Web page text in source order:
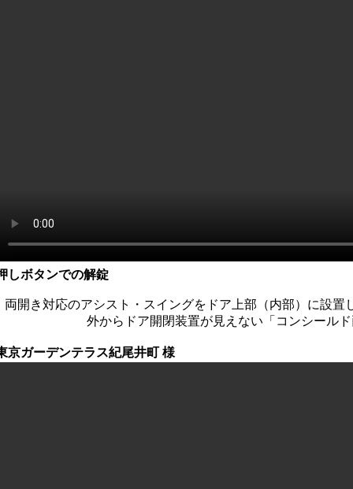
しボタンでの解錠
両開き対応のアシスト・スイングをドア上部（内部）に設置
外からドア開閉装置が見えない「コンシール
京ガーデンテラス紀尾井町 様